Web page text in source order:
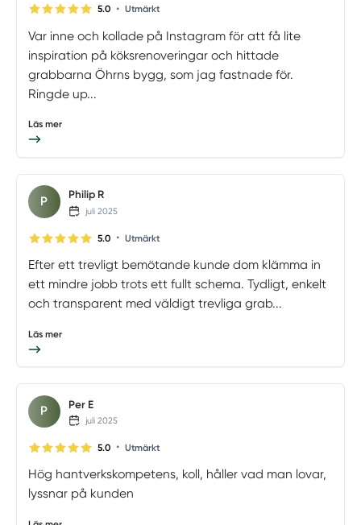
5.0 • Utmärkt
Var inne och kollade på Instagram för att få lite
inspiration på köksrenoveringar och hittade
grabbarna Öhrns bygg, som jag fastnade för.
Ringde up...
Läs mer
P Philip R
juli 2025
5.0 • Utmärkt
Efter ett trevligt bemötande kunde dom klämma in
ett mindre jobb trots ett fullt schema. Tydligt, enkelt
och transparent med väldigt trevliga grab...
Läs mer
P Per E
juli 2025
5.0 • Utmärkt
Hög hantverkskompetens, koll, håller vad man lovar,
lyssnar på kunden